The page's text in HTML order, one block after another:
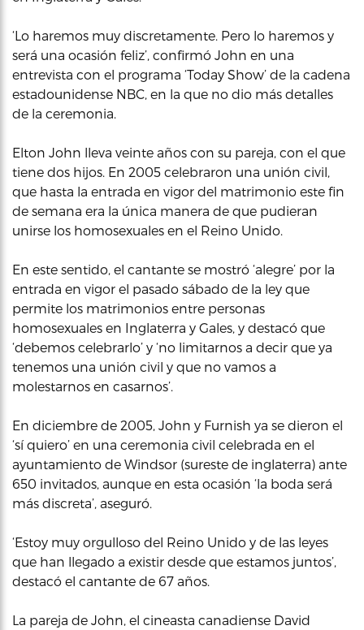
‘Lo haremos muy discretamente. Pero lo haremos y
será una ocasión feliz’, confirmó John en una
entrevista con el programa ‘Today Show’ de la cadena
estadounidense NBC, en la que no dio más detalles
de la ceremonia.
Elton John lleva veinte años con su pareja, con el que
tiene dos hijos. En 2005 celebraron una unión civil,
que hasta la entrada en vigor del matrimonio este fin
de semana era la única manera de que pudieran
unirse los homosexuales en el Reino Unido.
En este sentido, el cantante se mostró ‘alegre’ por la
entrada en vigor el pasado sábado de la ley que
permite los matrimonios entre personas
homosexuales en Inglaterra y Gales, y destacó que
‘debemos celebrarlo’ y ‘no limitarnos a decir que ya
tenemos una unión civil y que no vamos a
molestarnos en casarnos’.
En diciembre de 2005, John y Furnish ya se dieron el
‘sí quiero’ en una ceremonia civil celebrada en el
ayuntamiento de Windsor (sureste de inglaterra) ante
650 invitados, aunque en esta ocasión ‘la boda será
más discreta’, aseguró.
‘Estoy muy orgulloso del Reino Unido y de las leyes
que han llegado a existir desde que estamos juntos’,
destacó el cantante de 67 años.
La pareja de John, el cineasta canadiense David